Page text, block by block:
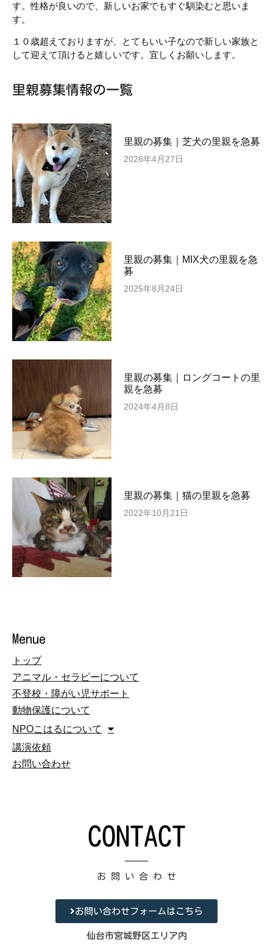
す。性格が良いので、新しいお家でもすぐ馴染むと思いま
す。
１０歳超えておりますが、とてもいい子なので新しい家族と
して迎えて頂けると嬉しいです。宜しくお願いします。
里親募集情報の一覧
里親の募集｜芝犬の里親を急募
2026年4月27日
里親の募集｜MIX犬の里親を急
募
2025年8月24日
里親の募集｜ロングコートの里
親を急募
2024年4月8日
里親の募集｜猫の里親を急募
2022年10月21日
Menue
トップ
アニマル・セラピーについて
不登校・障がい児サポート
動物保護について
NPOこはるについて
講演依頼
お問い合わせ
CONTACT
お 問 い 合 わ せ
お問い合わせフォームはこちら
仙台市宮城野区エリア内